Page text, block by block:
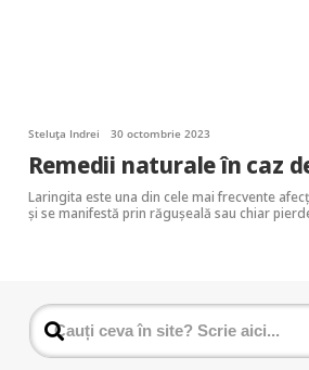
Steluța Indrei 30 octombrie 2023
Remedii naturale în caz
Laringita este una din cele mai frecvente
și se manifestă prin răgușeală sau chiar